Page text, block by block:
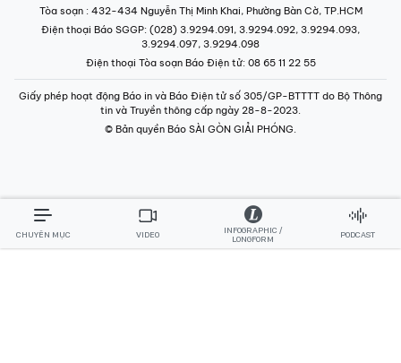
Tòa soạn : 432-434 Nguyễn Thị Minh Khai, Phường Bàn Cờ, TP.HCM
Điện thoại Báo SGGP: (028) 3.9294.091, 3.9294.092, 3.9294.093,
3.9294.097, 3.9294.098
Điện thoại Tòa soạn Báo Điện tử: 08 65 11 22 55
Giấy phép hoạt động Báo in và Báo Điện tử số 305/GP-BTTTT do Bộ Thông
tin và Truyền thông cấp ngày 28-8-2023.
© Bản quyền Báo SÀI GÒN GIẢI PHÓNG.
CHUYÊN MỤC VIDEO
INFOGRAPHIC /
LONGFORM
PODCAST